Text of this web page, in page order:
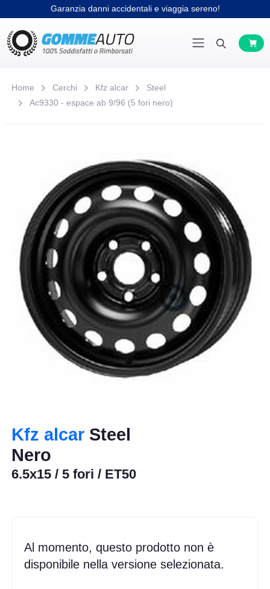
Garanzia danni accidentali e viaggia sereno!
Home Cerchi Kfz alcar
Steel
Ac9330 - espace ab 9/96 (5 fori nero)
Kfz alcar Steel
Nero
6.5x15 / 5 fori / ET50
Al momento, questo prodotto non è
disponibile nella versione selezionata.